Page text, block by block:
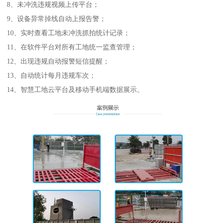
8、未冲洗违规视频上传平台；
9、设备异常掉线自动上报告警；
10、实时查看工地未冲洗抓拍统计记录；
11、在软件平台对所有工地统一监查管理；
12、出现违规自动报警短信提醒；
13、自动统计每月违规车次；
14、智慧工地云平台及移动手机端数据展示。